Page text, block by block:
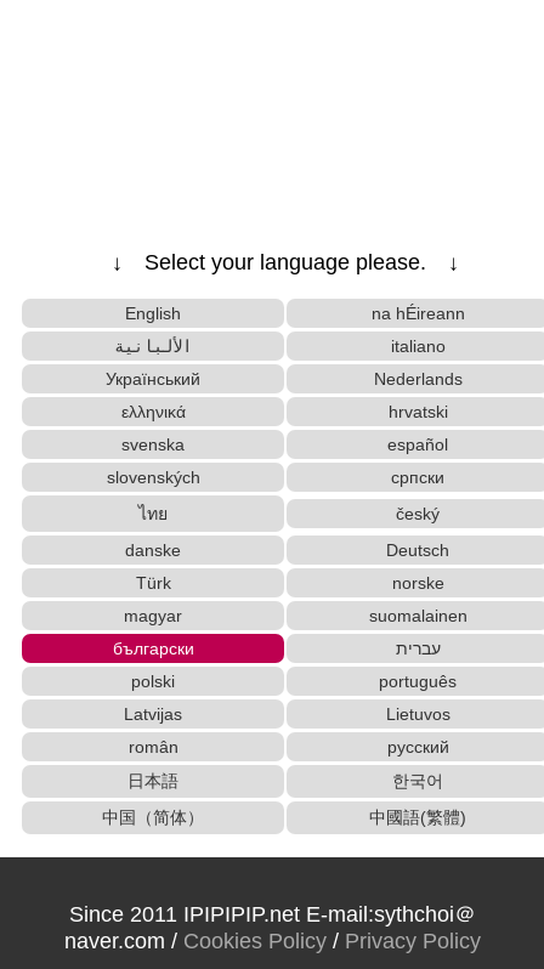
↓ Select your language please. ↓
English
na hÉireann
الألبانية
italiano
Український
Nederlands
ελληνικά
hrvatski
svenska
español
slovenských
српски
ไทย
český
danske
Deutsch
Türk
norske
magyar
suomalainen
български
עברית
polski
português
Latvijas
Lietuvos
român
русский
日本語
한국어
中国（简体）
中國語(繁體)
Since 2011 IPIPIPIP.net E-mail:sythchoi＠
naver.com / Cookies Policy/ Privacy Policy